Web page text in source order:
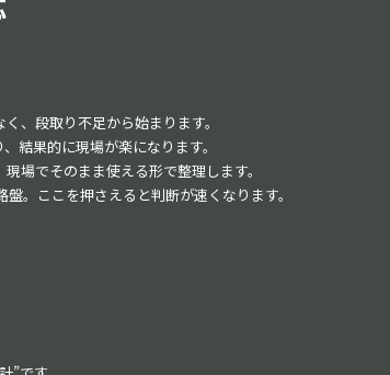
、段取り不足から始まります。
結果的に現場が楽になります。
場でそのまま使える形で整理します。
。ここを押さえると判断が速くなります。